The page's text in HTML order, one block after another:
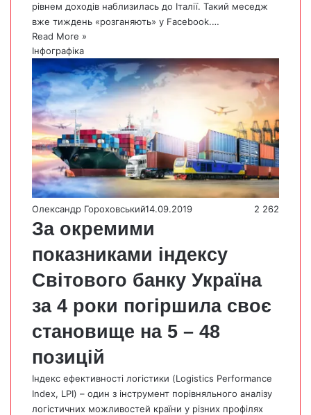
рівнем доходів наблизилась до Італії. Такий меседж
вже тиждень «розганяють» у Facebook.…
Read More »
Інфографіка
Олександр Гороховський14.09.2019 2 262
За окремими
показниками індексу
Світового банку Україна
за 4 роки погіршила своє
становище на 5 – 48
позицій
Індекс ефективності логістики (Logistics Performance
Index, LPI) – один з інструмент порівняльного аналізу
логістичних можливостей країни у різних профілях